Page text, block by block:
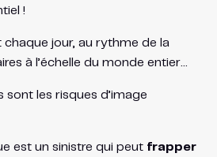
!
chaque jour, au rythme de la
à l’échelle du monde entier…
sont les risques d’image
est un sinistre qui peut frapper